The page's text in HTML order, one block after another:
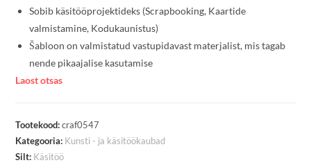
Sobib käsitööprojektideks (Scrapbooking, Kaartide
valmistamine, Kodukaunistus)
Šabloon on valmistatud vastupidavast materjalist, mis tagab
nende pikaajalise kasutamise
Laost otsas
Tootekood:craf0547
Kategooria: Kunsti - ja käsitöökaubad
Silt: Käsitöö